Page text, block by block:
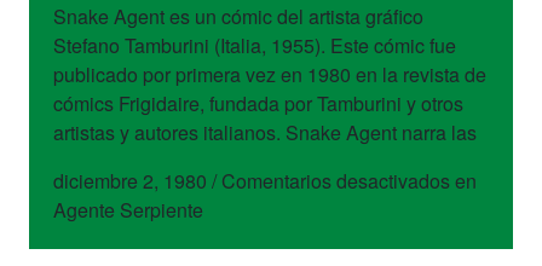
Snake Agent es un cómic del artista gráfico
Stefano Tamburini (Italia, 1955). Este cómic fue
publicado por primera vez en 1980 en la revista de
cómics Frigidaire, fundada por Tamburini y otros
artistas y autores italianos. Snake Agent narra las
diciembre 2, 1980 / Comentarios desactivadosen
Agente Serpiente